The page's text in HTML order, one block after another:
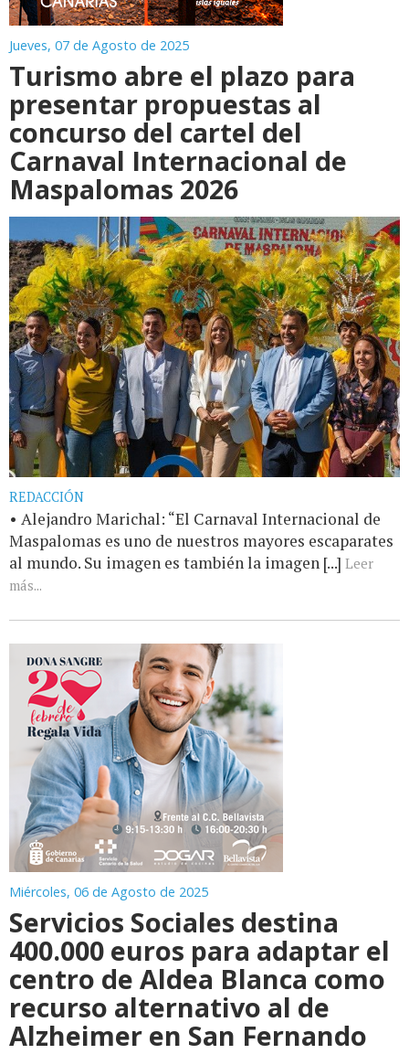
Jueves, 07 de Agosto de 2025
Turismo abre el plazo para
presentar propuestas al
concurso del cartel del
Carnaval Internacional de
Maspalomas 2026
REDACCIÓN
• Alejandro Marichal: “El Carnaval Internacional de
Maspalomas es uno de nuestros mayores escaparates
al mundo. Su imagen es también la imagen [...] Leer
más...
Miércoles, 06 de Agosto de 2025
Servicios Sociales destina
400.000 euros para adaptar el
centro de Aldea Blanca como
recurso alternativo al de
Alzheimer en San Fernando